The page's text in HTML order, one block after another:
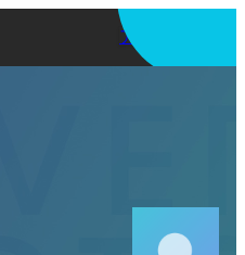
アプリを使う